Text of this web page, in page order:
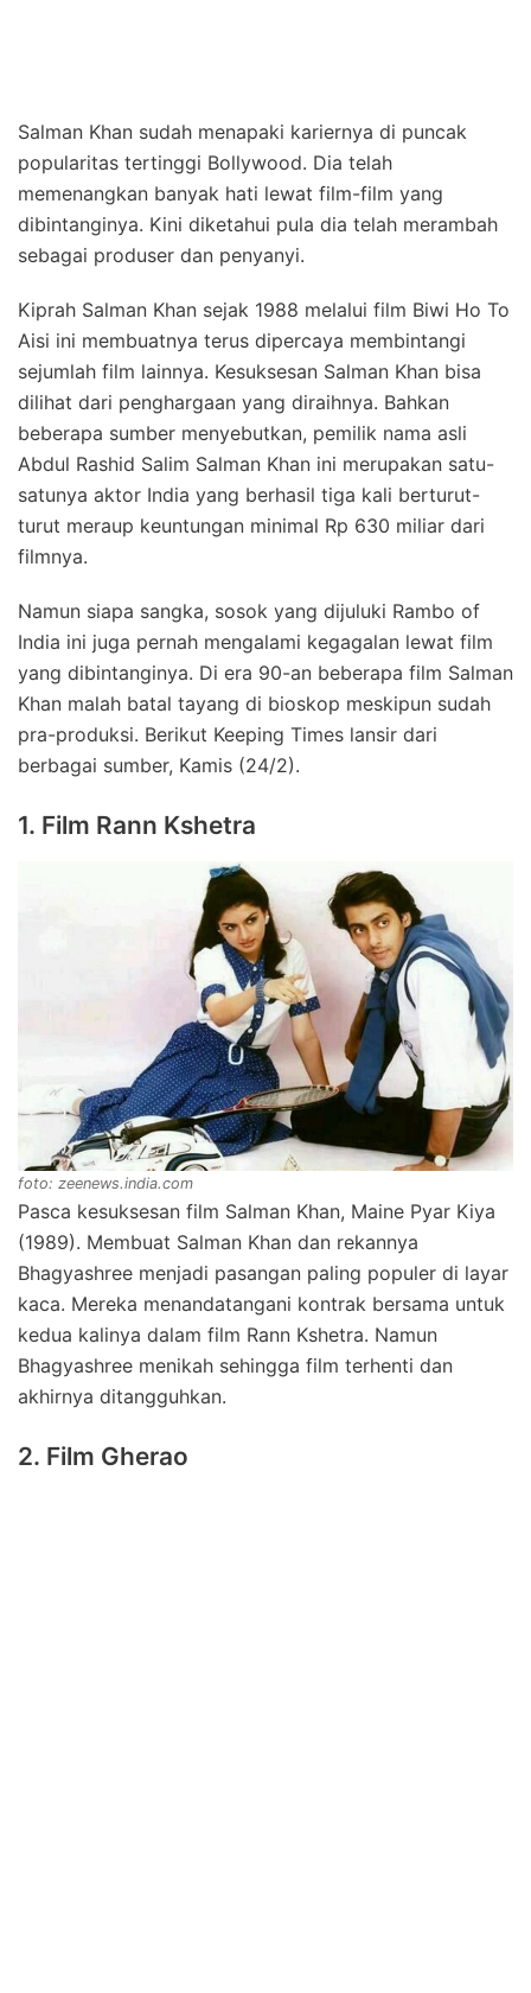
Salman Khan sudah menapaki kariernya di puncak
popularitas tertinggi Bollywood. Dia telah
memenangkan banyak hati lewat film-film yang
dibintanginya. Kini diketahui pula dia telah merambah
sebagai produser dan penyanyi.
Kiprah Salman Khan sejak 1988 melalui film Biwi Ho To
Aisi ini membuatnya terus dipercaya membintangi
sejumlah film lainnya. Kesuksesan Salman Khan bisa
dilihat dari penghargaan yang diraihnya. Bahkan
beberapa sumber menyebutkan, pemilik nama asli
Abdul Rashid Salim Salman Khan ini merupakan satu-
satunya aktor India yang berhasil tiga kali berturut-
turut meraup keuntungan minimal Rp 630 miliar dari
filmnya.
Namun siapa sangka, sosok yang dijuluki Rambo of
India ini juga pernah mengalami kegagalan lewat film
yang dibintanginya. Di era 90-an beberapa film Salman
Khan malah batal tayang di bioskop meskipun sudah
pra-produksi. Berikut Keeping Times lansir dari
berbagai sumber, Kamis (24/2).
1. Film Rann Kshetra
foto: zeenews.india.com
Pasca kesuksesan film Salman Khan, Maine Pyar Kiya
(1989). Membuat Salman Khan dan rekannya
Bhagyashree menjadi pasangan paling populer di layar
kaca. Mereka menandatangani kontrak bersama untuk
kedua kalinya dalam film Rann Kshetra. Namun
Bhagyashree menikah sehingga film terhenti dan
akhirnya ditangguhkan.
2. Film Gherao